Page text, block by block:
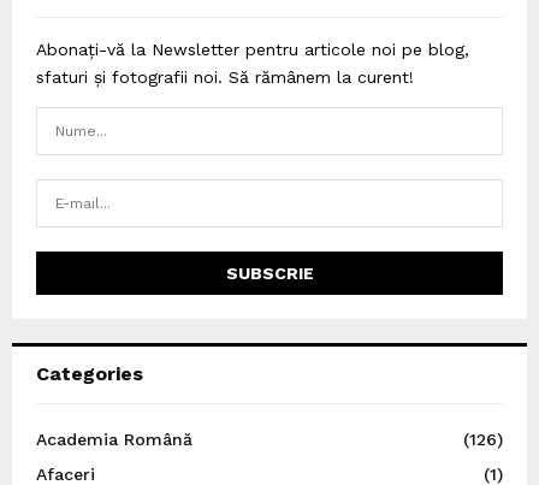
Abonați-vă la Newsletter pentru articole noi pe blog,
sfaturi și fotografii noi. Să rămânem la curent!
Categories
Academia Română
(126)
Afaceri
(1)